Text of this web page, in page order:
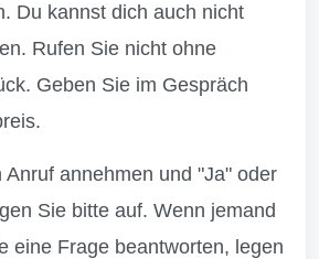
Du kannst dich auch nicht
Rufen Sie nicht ohne
Geben Sie im Gespräch
annehmen und "Ja" oder
Sie bitte auf. Wenn jemand
eine Frage beantworten, legen